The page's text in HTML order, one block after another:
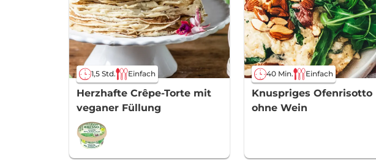
1,5 Std. Einfach
Herzhafte Crêpe-Torte mit
veganer Füllung
40 Min. Einfach
Knuspriges Ofenrisotto
ohne Wein